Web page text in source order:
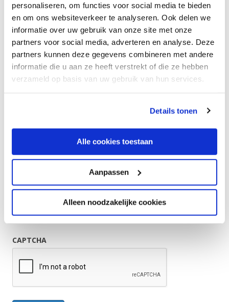
personaliseren, om functies voor social media te bieden
en om ons websiteverkeer te analyseren. Ook delen we
informatie over uw gebruik van onze site met onze
partners voor social media, adverteren en analyse. Deze
partners kunnen deze gegevens combineren met andere
informatie die u aan ze heeft verstrekt of die ze hebben
verzameld op basis van uw gebruik van hun services.
Details tonen
Alle cookies toestaan
Aanpassen
Alleen noodzakelijke cookies
Uw e-mailadres(Vereist)
Op welk e-mailadres kunnen we u bereiken?
Uw bericht
CAPTCHA